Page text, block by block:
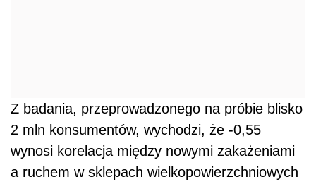
Z badania, przeprowadzonego na próbie blisko
2 mln konsumentów, wychodzi, że -0,55
wynosi korelacja między nowymi zakażeniami
a ruchem w sklepach wielkopowierzchniowych